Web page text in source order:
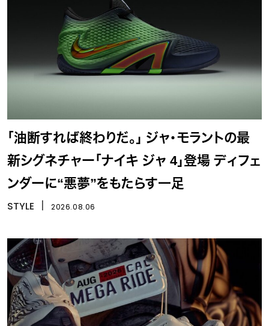
「油断すれば終わりだ。」 ジャ・モラントの最
新シグネチャー「ナイキ ジャ 4」登場 ディフェ
ンダーに“悪夢”をもたらす一足
STYLE 2026.08.06